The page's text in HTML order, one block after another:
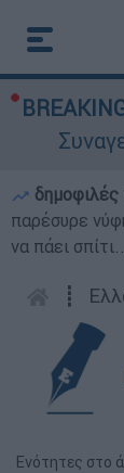
παρέσυρε
να πάει
┋
Ενότητες στο